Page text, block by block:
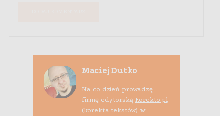
Maciej Dutko
Na co dzień prowadzę
firmę edytorską Korekto.pl
(korekta tekstów), w